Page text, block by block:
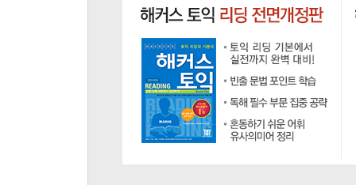
Chapter 15 공고 연계 지문
Chapter 17 양식 연계 지문
실전모의고사 1
실전모의고사 2
Answer Sheet